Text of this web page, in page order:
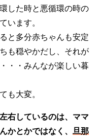
した時と悪循環の時の
います。
と多分赤ちゃんも安定
も穏やかだし、それが
・・みんなが楽しい暮
も大変。
右しているのは、ママ
かとかではなく、
旦那